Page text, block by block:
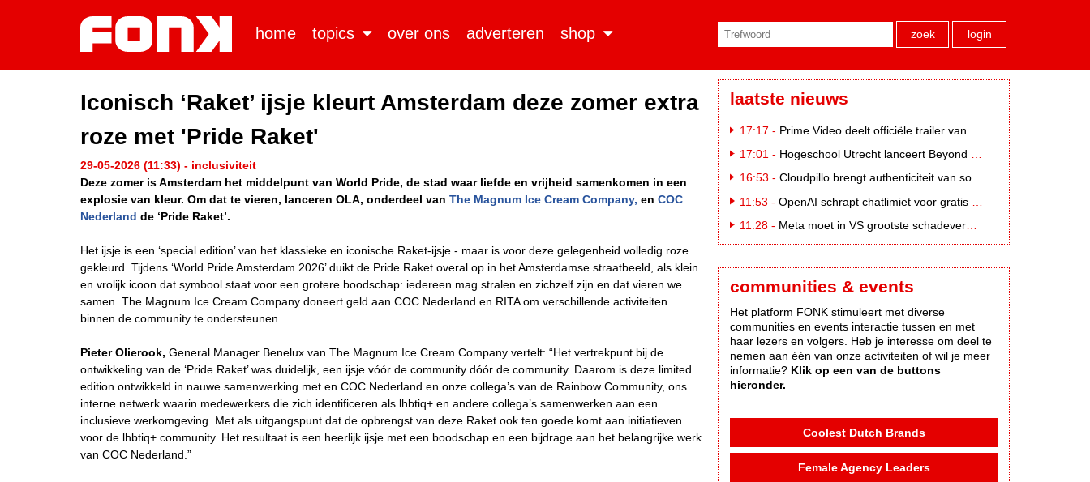
home topics over ons adverteren shop zoek login
Iconisch ‘Raket’ ijsje kleurt Amsterdam deze zomer extra
roze met 'Pride Raket'
29-05-2026 (11:33) - inclusiviteit
Deze zomer is Amsterdam het middelpunt van World Pride, de stad waar liefde en vrijheid samenkomen in een
explosie van kleur. Om dat te vieren, lanceren OLA, onderdeel van The Magnum Ice Cream Company, en COC
Nederland de ‘Pride Raket’.
Het ijsje is een ‘special edition’ van het klassieke en iconische Raket-ijsje - maar is voor deze gelegenheid volledig roze
gekleurd. Tijdens ‘World Pride Amsterdam 2026’ duikt de Pride Raket overal op in het Amsterdamse straatbeeld, als klein
en vrolijk icoon dat symbool staat voor een grotere boodschap: iedereen mag stralen en zichzelf zijn en dat vieren we
samen. The Magnum Ice Cream Company doneert geld aan COC Nederland en RITA om verschillende activiteiten
binnen de community te ondersteunen.
Pieter Olierook, General Manager Benelux van The Magnum Ice Cream Company vertelt: “Het vertrekpunt bij de
ontwikkeling van de ‘Pride Raket’ was duidelijk, een ijsje vóór de community dóór de community. Daarom is deze limited
edition ontwikkeld in nauwe samenwerking met en COC Nederland en onze collega’s van de Rainbow Community, ons
interne netwerk waarin medewerkers die zich identificeren als lhbtiq+ en andere collega’s samenwerken aan een
inclusieve werkomgeving. Met als uitgangspunt dat de opbrengst van deze Raket ook ten goede komt aan initiatieven
voor de lhbtiq+ community. Het resultaat is een heerlijk ijsje met een boodschap en een bijdrage aan het belangrijke werk
van COC Nederland.”
laatste nieuws
17:17 - Prime Video deelt officiële trailer van L*VE KLEINE
17:01 - Hogeschool Utrecht lanceert Beyond Campus binnen International Creative Business
16:53 - Cloudpillo brengt authenticiteit van social naar tv
11:53 - OpenAI schrapt chatlimiet voor gratis ChatGPT-gebruikers
11:28 - Meta moet in VS grootste schadevergoeding ooit betalen: 567 miljoen dollar
communities & events
Het platform FONK stimuleert met diverse
communities en events interactie tussen en met
haar lezers en volgers. Heb je interesse om deel te
nemen aan één van onze activiteiten of wil je meer
informatie? Klik op een van de buttons
hieronder.
Coolest Dutch Brands
Female Agency Leaders